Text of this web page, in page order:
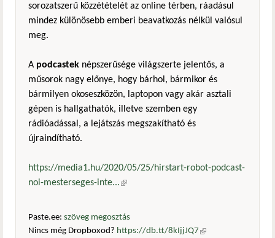
sorozatszerű közzétételét az online térben, ráadásul
mindez különösebb emberi beavatkozás nélkül valósul
meg.
A podcastek népszerűsége világszerte jelentős, a
műsorok nagy előnye, hogy bárhol, bármikor és
bármilyen okoseszközön, laptopon vagy akár asztali
gépen is hallgathatók, illetve szemben egy
rádióadással, a lejátszás megszakítható és
újraindítható.
https://media1.hu/2020/05/25/hirstart-robot-podcast-
noi-mesterseges-inte...(külső hivatkozás)
Paste.ee: szöveg megosztás
Nincs még Dropboxod? https://db.tt/8kIjjJQ7 (külső